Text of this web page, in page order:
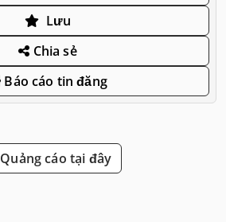
Lưu
Chia sẻ
Báo cáo tin đăng
Quảng cáo tại đây